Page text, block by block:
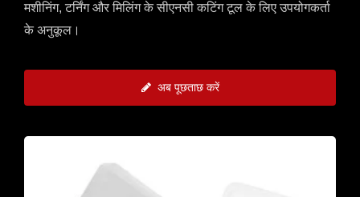
मशीनिंग, टर्निंग और मिलिंग के सीएनसी कटिंग टूल के लिए उपयोगकर्ता
के अनुकूल।
अब पूछताछ करें